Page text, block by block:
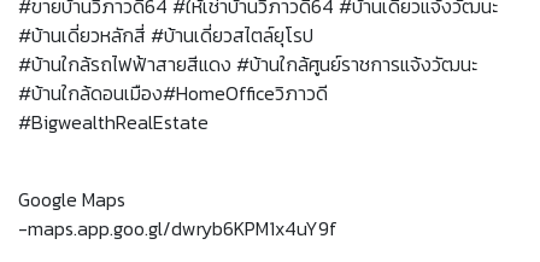
#ขายบ้านวิภาวดี64 #ให้เช่าบ้านวิภาวดี64 #บ้านเดี่ยวแจ้งวัฒนะ
#บ้านเดี่ยวหลักสี่ #บ้านเดี่ยวสไตล์ยุโรป
#บ้านใกล้รถไฟฟ้าสายสีแดง #บ้านใกล้ศูนย์ราชการแจ้งวัฒนะ
#บ้านใกล้ดอนเมือง#HomeOfficeวิภาวดี
#BigwealthRealEstate
Google Maps
-maps.app.goo.gl/dwryb6KPM1x4uY9f